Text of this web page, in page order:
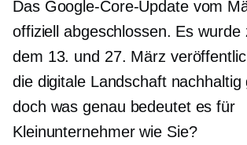
Das Google-Core-Update vom
offiziell abgeschlossen. Es wurde
dem 13. und 27. März
die digitale Landschaft nachhaltig
doch was genau bedeutet es für
Kleinunternehmer wie Sie?